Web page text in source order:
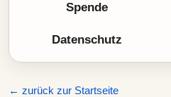
Spende
Datenschutz
← zurück zur Startseite